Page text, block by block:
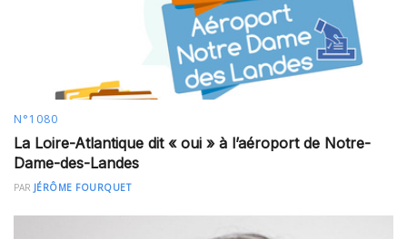
N°1080
La Loire-Atlantique dit « oui » à l’aéroport de Notre-
Dame-des-Landes
PAR JÉRÔME FOURQUET